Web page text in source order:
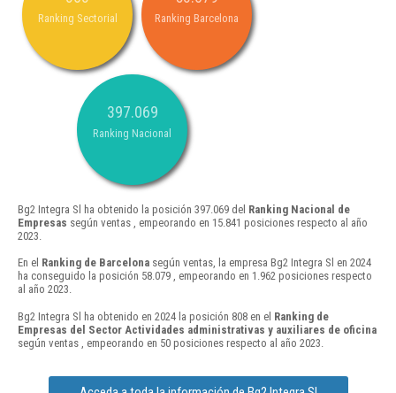
Ranking Sectorial Ranking Barcelona
397.069
Ranking Nacional
Bg2 Integra Sl ha obtenido la posición 397.069 del Ranking Nacional de
Empresas según ventas , empeorando en 15.841 posiciones respecto al año
2023.
En el Ranking de Barcelona según ventas, la empresa Bg2 Integra Sl en 2024
ha conseguido la posición 58.079 , empeorando en 1.962 posiciones respecto
al año 2023.
Bg2 Integra Sl ha obtenido en 2024 la posición 808 en el Ranking de
Empresas del Sector Actividades administrativas y auxiliares de oficina
según ventas , empeorando en 50 posiciones respecto al año 2023.